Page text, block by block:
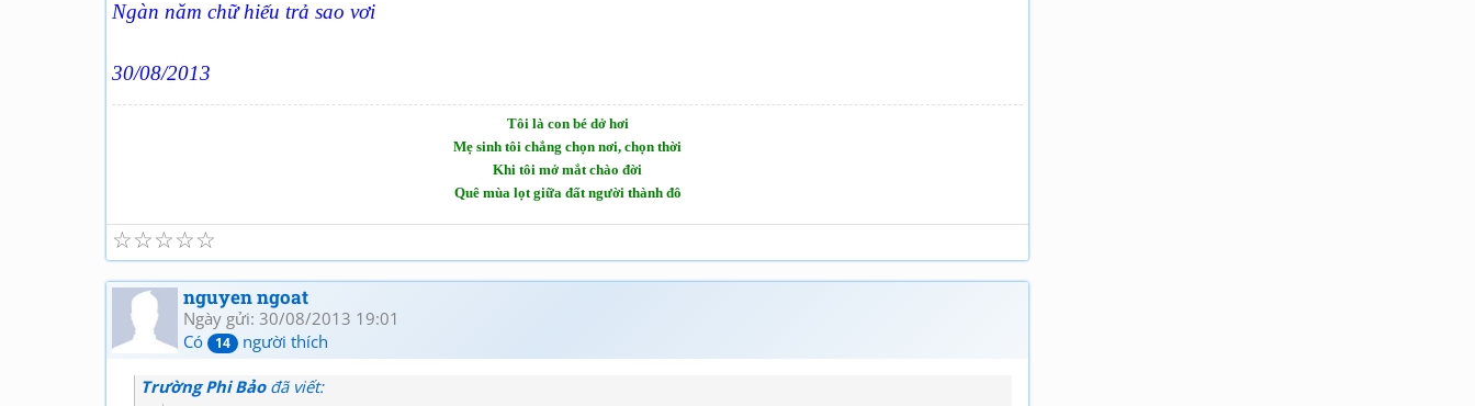
Ngàn năm chữ hiếu trả sao vơi
30/08/2013
Tôi là con bé dở hơi
Mẹ sinh tôi chẳng chọn nơi, chọn thời
Khi tôi mở mắt chào đời
Quê mùa lọt giữa đất người thành đô
☆
☆
☆
☆
☆
nguyen ngoat
Ngày gửi: 30/08/2013 19:01
Có
14 người thích
Trường Phi Bảođã viết: